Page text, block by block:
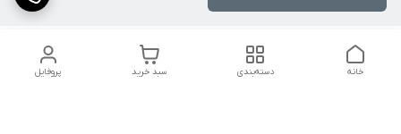
پروفایل سبد خرید دسته‌بندی خانه